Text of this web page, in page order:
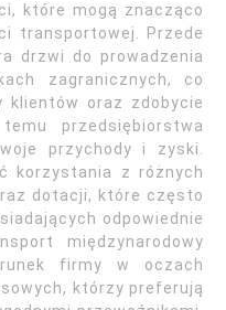
które mogą znacząco
transportowej. Przede
drzwi do prowadzenia
zagranicznych, co
klientów oraz zdobycie
przedsiębiorstwa
przychody i zyski.
korzystania z różnych
dotacji, które często
odpowiednie
międzynarodowy
firmy w oczach
którzy preferują